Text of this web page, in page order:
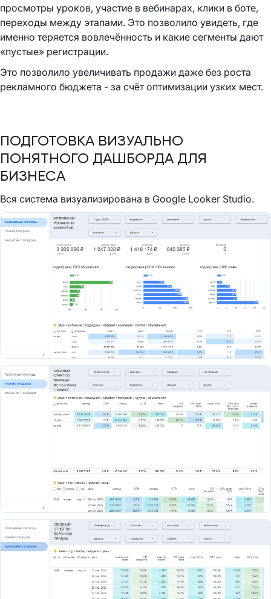
просмотры уроков, участие в вебинарах, клики в боте,
переходы между этапами. Это позволило увидеть, где
именно теряется вовлечённость и какие сегменты дают
«пустые» регистрации.
Это позволило увеличивать продажи даже без роста
рекламного бюджета - за счёт оптимизации узких мест.
ПОДГОТОВКА ВИЗУАЛЬНО
ПОНЯТНОГО ДАШБОРДА ДЛЯ
БИЗНЕСА
Вся система визуализирована в Google Looker Studio.